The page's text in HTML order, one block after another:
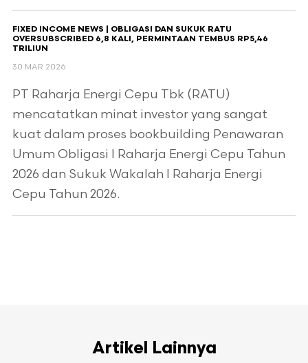
FIXED INCOME NEWS | OBLIGASI DAN SUKUK RATU
OVERSUBSCRIBED 6,8 KALI, PERMINTAAN TEMBUS RP5,46
TRILIUN
30 MAR 2026
PT Raharja Energi Cepu Tbk (RATU)
mencatatkan minat investor yang sangat
kuat dalam proses bookbuilding Penawaran
Umum Obligasi I Raharja Energi Cepu Tahun
2026 dan Sukuk Wakalah I Raharja Energi
Cepu Tahun 2026.
Artikel Lainnya